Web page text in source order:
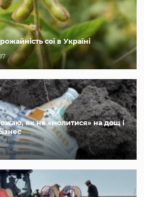
сої в Україні
як не «молитися» на дощ і